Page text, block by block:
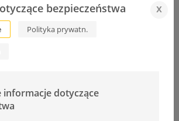
bezpieczeństwa x
Polityka prywatn.
informacje dotyczące